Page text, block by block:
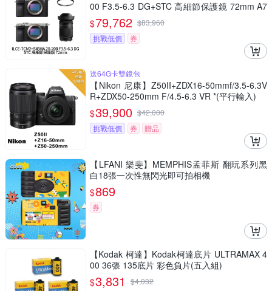
00 F3.5-6.3 DG+STC 高細節保護鏡 72mm A7
CM2 A7C二代 (公司貨)
$79,762 $83,960
挑戰低價
券
送64G卡雙鏡包
【Nikon 尼康】Z50II+ZDX16-50mmf/3.5-6.3V
R+ZDX50-250mm F/4.5-6.3 VR *(平行輸入)
$39,900 $42,000
挑戰低價
券 贈品
【LFANI 樂斐】MEMPHIS孟菲斯 翻玩系列黑
白18張一次性無閃光即可拍相機
$869
券
【Kodak 柯達】Kodak柯達底片 ULTRAMAX 4
00 36張 135底片 彩色負片(五入組)
$3,831 $4,032